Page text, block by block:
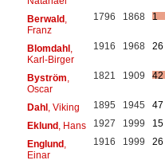
Berwald,
Franz
1796 1868 1
Blomdahl,
Karl-Birger
1916 1968 26
Byström
Oscar
1821 1909 42
Dahl, Viking 1895 1945
47
Eklund, Hans 1927 1999
15
Englund,
Einar
1916 1999 26